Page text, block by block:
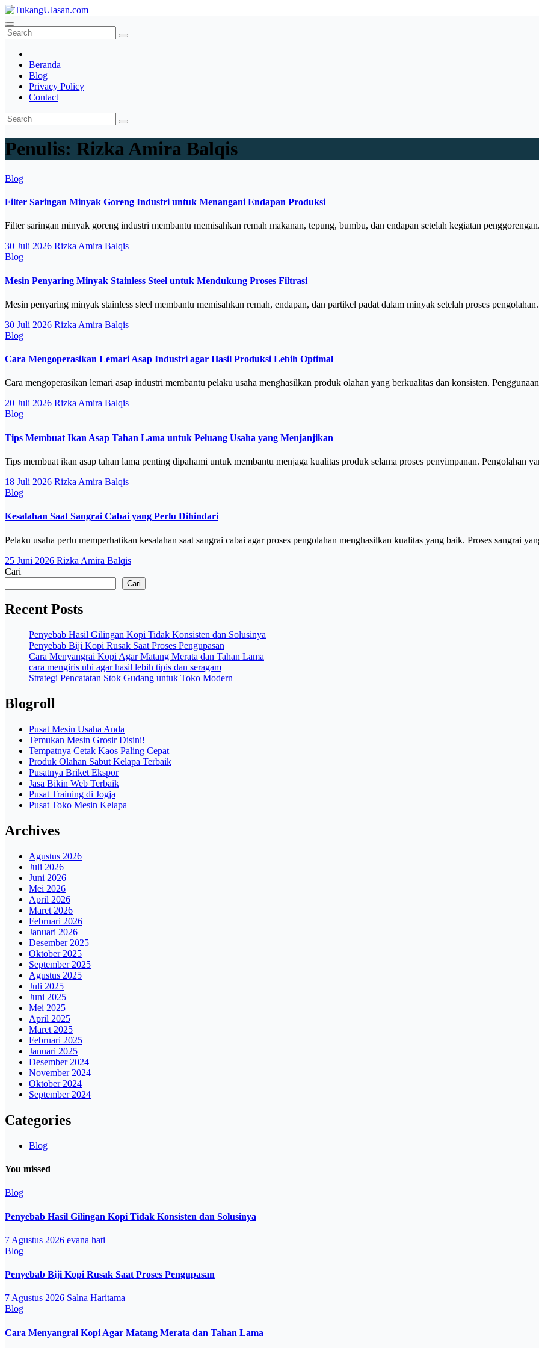
Skip
to
content
TukangUlasan.com
Baca Aja Dulu!
Beranda
Blog
Privacy Policy
Contact
Penulis: Rizka Amira Balqis
Blog
Filter Saringan Minyak Goreng Industri untuk Menangani Endapan Produksi
Filter saringan minyak goreng industri membantu memisahkan remah makanan, tepung, bumbu, dan endapan setelah kegiatan
30 Juli 2026 Rizka Amira Balqis
Blog
Mesin Penyaring Minyak Stainless Steel untuk Mendukung Proses Filtrasi
Mesin penyaring minyak stainless steel membantu memisahkan remah, endapan, dan partikel padat dalam minyak setelah proses
30 Juli 2026 Rizka Amira Balqis
Blog
Cara Mengoperasikan Lemari Asap Industri agar Hasil Produksi Lebih Optimal
Cara mengoperasikan lemari asap industri membantu pelaku usaha menghasilkan produk olahan yang berkualitas dan konsisten.
20 Juli 2026 Rizka Amira Balqis
Blog
Tips Membuat Ikan Asap Tahan Lama untuk Peluang Usaha yang Menjanjikan
Tips membuat ikan asap tahan lama penting dipahami untuk membantu menjaga kualitas produk selama proses penyimpanan. Pengolahan
18 Juli 2026 Rizka Amira Balqis
Blog
Kesalahan Saat Sangrai Cabai yang Perlu Dihindari
Pelaku usaha perlu memperhatikan kesalahan saat sangrai cabai agar proses pengolahan menghasilkan kualitas yang baik. Proses sangrai
25 Juni 2026 Rizka Amira Balqis
Cari
Cari
Recent Posts
Penyebab Hasil Gilingan Kopi Tidak Konsisten dan Solusinya
Penyebab Biji Kopi Rusak Saat Proses Pengupasan
Cara Menyangrai Kopi Agar Matang Merata dan Tahan Lama
cara mengiris ubi agar hasil lebih tipis dan seragam
Strategi Pencatatan Stok Gudang untuk Toko Modern
Blogroll
Pusat Mesin Usaha Anda
Temukan Mesin Grosir Disini!
Tempatnya Cetak Kaos Paling Cepat
Produk Olahan Sabut Kelapa Terbaik
Pusatnya Briket Ekspor
Jasa Bikin Web Terbaik
Pusat Training di Jogja
Pusat Toko Mesin Kelapa
Archives
Agustus 2026
Juli 2026
Juni 2026
Mei 2026
April 2026
Maret 2026
Februari 2026
Januari 2026
Desember 2025
Oktober 2025
September 2025
Agustus 2025
Juli 2025
Juni 2025
Mei 2025
April 2025
Maret 2025
Februari 2025
Januari 2025
Desember 2024
November 2024
Oktober 2024
September 2024
Categories
Blog
You missed
Blog
Penyebab Hasil Gilingan Kopi Tidak Konsisten dan Solusinya
7 Agustus 2026 evana hati
Blog
Penyebab Biji Kopi Rusak Saat Proses Pengupasan
7 Agustus 2026 Salna Haritama
Blog
Cara Menyangrai Kopi Agar Matang Merata dan Tahan Lama